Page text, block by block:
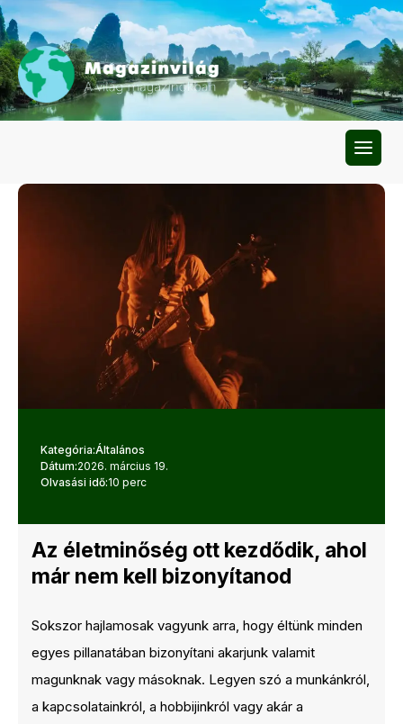
Kategória:Általános
Dátum:2026. március 19.
Olvasási idő:10 perc
Az életminőség ott kezdődik, ahol
már nem kell bizonyítanod
Sokszor hajlamosak vagyunk arra, hogy éltünk minden
egyes pillanatában bizonyítani akarjunk valamit
magunknak vagy másoknak. Legyen szó a munkánkról,
a kapcsolatainkról, a hobbijinkról vagy akár a